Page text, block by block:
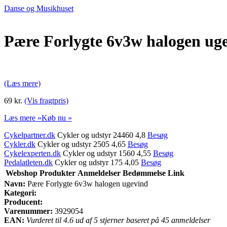
Danse og Musikhuset
Pære Forlygte 6v3w halogen
(Læs mere)
69 kr. (Vis fragtpris)
Læs mere »Køb nu »
Cykelpartner.dk Cykler og udstyr 24460 4,8 Besøg
Cykler.dk Cykler og udstyr 2505 4,65 Besøg
Cykelexperten.dk Cykler og udstyr 1560 4,55 Besøg
Pedalatleten.dk Cykler og udstyr 175 4,05 Besøg
Webshop Produkter Anmeldelser Bedømmelse Link
Navn: Pære Forlygte 6v3w halogen ugevind
Kategori:
Producent:
Varenummer: 3929054
EAN: Vurderet til 4.6 ud af 5 stjerner baseret på 45 anmeldelser